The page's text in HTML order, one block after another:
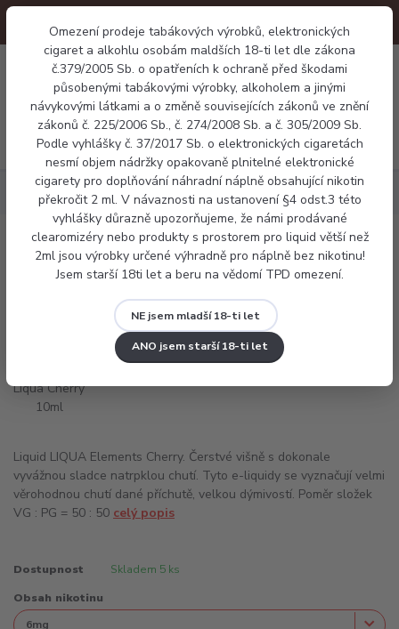
Omezení prodeje tabákových výrobků, elektronických
cigaret a alkohlu osobám maldších 18-ti let dle zákona
č.379/2005 Sb. o opatřeních k ochraně před škodami
působenými tabákovými výrobky, alkoholem a jinými
návykovými látkami a o změně souvisejících zákonů ve znění
zákonů č. 225/2006 Sb., č. 274/2008 Sb. a č. 305/2009 Sb.
Podle vyhlášky č. 37/2017 Sb. o elektronických cigaretách
nesmí objem nádržky opakovaně plnitelné elektronické
cigarety pro doplňování náhradní náplně obsahující nikotin
překročit 2 ml. V návaznosti na ustanovení §4 odst.3 této
vyhlášky důrazně upozorňujeme, že námi prodávané
clearomizéry nebo produkty s prostorem pro liquid větší než
2ml jsou výrobky určené výhradně pro náplně bez nikotinu!
Jsem starší 18ti let a beru na vědomí TPD omezení.
NE jsem mladší 18-ti let
ANO jsem starší 18-ti let
Menu
0 Kč
Náplně E-liquid Liqua Cherry 10ml
E-liquid Liqua Cherry 10ml
Liquid LIQUA Elements Cherry. Čerstvé višně s dokonale
vyvážnou sladce natrpklou chutí. Tyto e-liquidy se vyznačují velmi
věrohodnou chutí dané příchutě, velkou dýmivostí. Poměr složek
VG : PG = 50 : 50 celý popis
Dostupnost Skladem 5 ks
Obsah nikotinu